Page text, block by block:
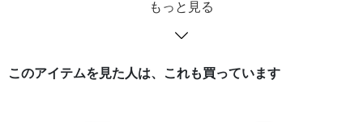
もっと見る
このアイテムを見た人は、これも買っています